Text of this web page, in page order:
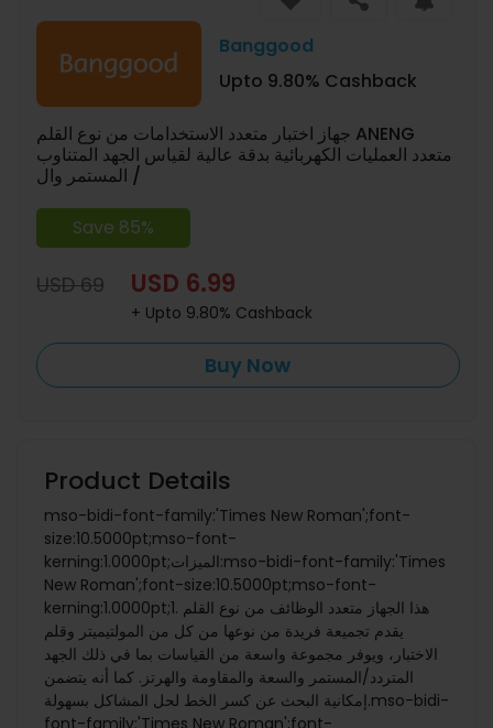
Banggood
Upto 9.80% Cashback
جهاز اختبار متعدد الاستخدامات من نوع القلم ANENG
متعدد العمليات الكهربائية بدقة عالية لقياس الجهد المتناوب
/ المستمر وال
Save 85%
USD 69 USD 6.99
+ Upto 9.80% Cashback
Buy Now
Product Details
mso-bidi-font-family:'Times New Roman';font-
size:10.5000pt;mso-font-
kerning:1.0000pt;الميزات:mso-bidi-font-family:'Times
New Roman';font-size:10.5000pt;mso-font-
kerning:1.0000pt;1. هذا الجهاز متعدد الوظائف من نوع القلم
يقدم تجميعة فريدة من نوعها من كل من المولتيميتر وقلم
الاختبار، ويوفر مجموعة واسعة من القياسات بما في ذلك الجهد
المتردد/المستمر والسعة والمقاومة والهرتز. كما أنه يتضمن
إمكانية البحث عن كسر الخط لحل المشاكل بسهولة.mso-bidi-